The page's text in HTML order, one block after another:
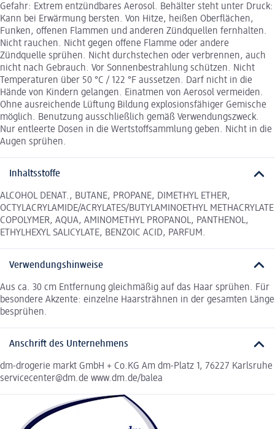
Gefahr: Extrem entzündbares Aerosol. Behälter steht unter Druck:
Kann bei Erwärmung bersten. Von Hitze, heißen Oberflächen,
Funken, offenen Flammen und anderen Zündquellen fernhalten.
Nicht rauchen. Nicht gegen offene Flamme oder andere
Zündquelle sprühen. Nicht durchstechen oder verbrennen, auch
nicht nach Gebrauch. Vor Sonnenbestrahlung schützen. Nicht
Temperaturen über 50 °C / 122 °F aussetzen. Darf nicht in die
Hände von Kindern gelangen. Einatmen von Aerosol vermeiden.
Ohne ausreichende Lüftung Bildung explosionsfähiger Gemische
möglich. Benutzung ausschließlich gemäß Verwendungszweck.
Nur entleerte Dosen in die Wertstoffsammlung geben. Nicht in die
Augen sprühen.
Inhaltsstoffe
ALCOHOL DENAT., BUTANE, PROPANE, DIMETHYL ETHER,
OCTYLACRYLAMIDE/ACRYLATES/BUTYLAMINOETHYL METHACRYLATE
COPOLYMER, AQUA, AMINOMETHYL PROPANOL, PANTHENOL,
ETHYLHEXYL SALICYLATE, BENZOIC ACID, PARFUM.
Verwendungshinweise
Aus ca. 30 cm Entfernung gleichmäßig auf das Haar sprühen. Für
besondere Akzente: einzelne Haarsträhnen in der gesamten Länge
besprühen.
Anschrift des Unternehmens
dm-drogerie markt GmbH + Co.KG Am dm-Platz 1, 76227 Karlsruhe
servicecenter@dm.de www.dm.de/balea